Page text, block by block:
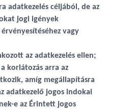
adatkezelés céljából, de az
jogi igények
vagy
az adatkezelés ellen;
korlátozás arra az
amíg megállapításra
adatkezelő jogos indokai
e az Érintett jogos